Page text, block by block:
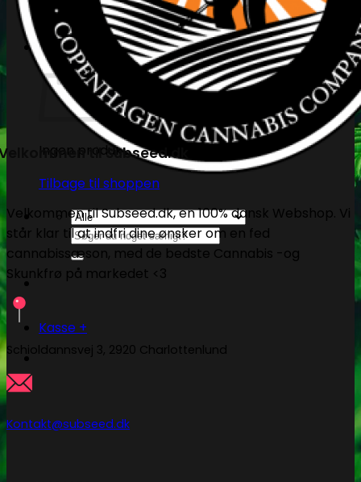
Tape og fastgørelse
Kurv
Ingen produkter i kurven.
Tilbage til shoppen
Søg
efter:
Kasse +
til Subseed.dk
Velkommen til Subseed.dk, en 100% dansk Webshop. Vi
står klar til at indfri dine ønsker om en fed
cannabissæson, med de bedste Cannabis -og
Skunkfrø på markedet <3
Schioldannsvej 3, 2920 Charlottenlund
Kontakt@subseed.dk